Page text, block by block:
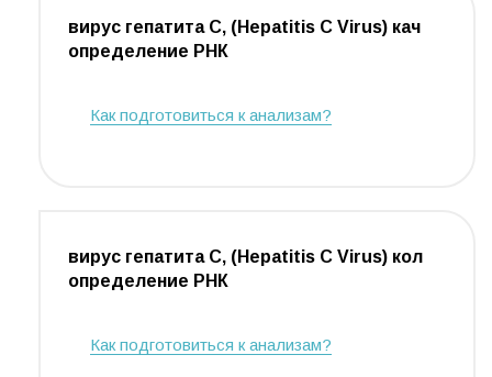
вирус гепатита С, (Hepatitis С Virus) кач
определение РНК
Как подготовиться к анализам?
вирус гепатита С, (Hepatitis С Virus) кол
определение РНК
Как подготовиться к анализам?